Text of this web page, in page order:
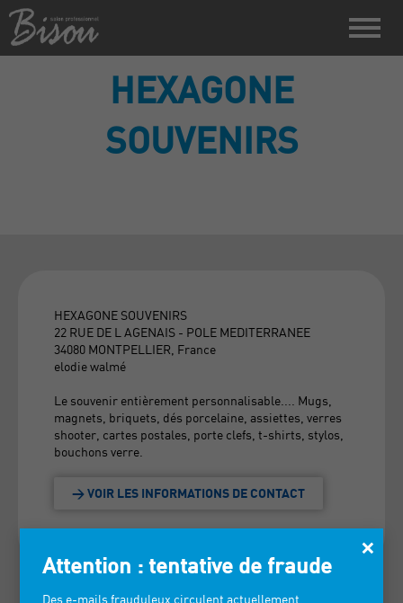
HEXAGONE
SOUVENIRS
HEXAGONE SOUVENIRS
22 RUE DE L AGENAIS - POLE MEDITERRANEE
34080 MONTPELLIER, France
elodie walmé
Le souvenir entièrement personnalisable.... Mugs,
magnets, briquets, dés porcelaine, assiettes, verres
shooter, cartes postales, porte clefs, t-shirts, stylos,
bouchons verre.
> VOIR LES INFORMATIONS DE CONTACT
×
Attention : tentative de fraude
Des e-mails frauduleux circulent actuellement,